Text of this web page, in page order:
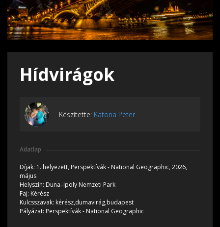
Hídvirágok
Készítette: Katona Peter
Adatlap
Díjak: 1. helyezett, Perspektívák - National Geographic, 2026,
május
Helyszín: Duna–Ipoly Nemzeti Park
Faj: Kérész
Kulcsszavak: kérész,dumavirág,budapest
Pályázat: Perspektívák - National Geographic